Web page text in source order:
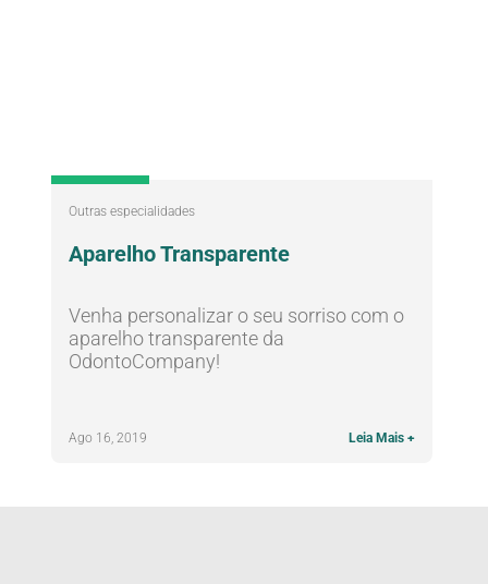
Outras especialidades
Aparelho Transparente
Venha personalizar o seu sorriso com o
aparelho transparente da
OdontoCompany!
Ago 16, 2019 Leia Mais +